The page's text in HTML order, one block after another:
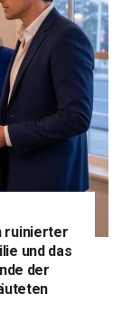
ruinierter
und das
der